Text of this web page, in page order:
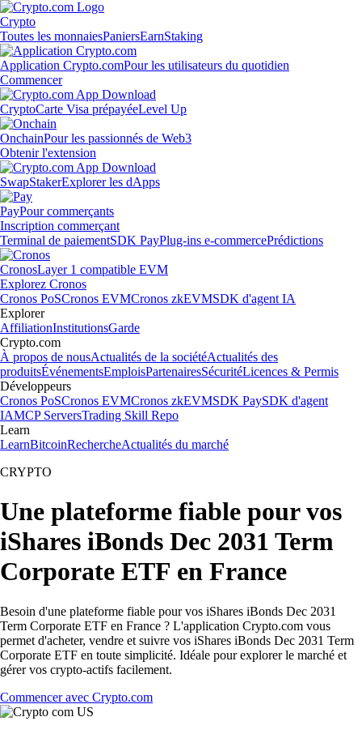
Crypto
Toutes les monnaiesPaniersEarnStaking
Application Crypto.comPour les utilisateurs du quotidien
Commencer
CryptoCarte Visa prépayéeLevel Up
OnchainPour les passionnés de Web3
Obtenir l'extension
SwapStakerExplorer les dApps
PayPour commerçants
Inscription commerçant
Terminal de paiementSDK PayPlug-ins e-commercePrédictions
CronosLayer 1 compatible EVM
Explorez Cronos
Cronos PoSCronos EVMCronos zkEVMSDK d'agent IA
Explorer
AffiliationInstitutionsGarde
Crypto.com
À propos de nousActualités de la sociétéActualités des
produitsÉvénementsEmploisPartenairesSécuritéLicences & Permis
Développeurs
Cronos PoSCronos EVMCronos zkEVMSDK PaySDK d'agent
IAMCP ServersTrading Skill Repo
Learn
LearnBitcoinRechercheActualités du marché
CRYPTO
Une plateforme fiable pour vos
iShares iBonds Dec 2031 Term
Corporate ETF en France
Besoin d'une plateforme fiable pour vos iShares iBonds Dec 2031
Term Corporate ETF en France ? L'application Crypto.com vous
permet d'acheter, vendre et suivre vos iShares iBonds Dec 2031 Term
Corporate ETF en toute simplicité. Idéale pour explorer le marché et
gérer vos crypto-actifs facilement.
Commencer avec Crypto.com